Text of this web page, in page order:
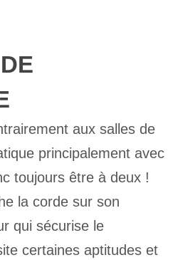
aux salles de
principalement avec
toujours être à deux !
la corde sur son
qui sécurise le
certaines aptitudes et